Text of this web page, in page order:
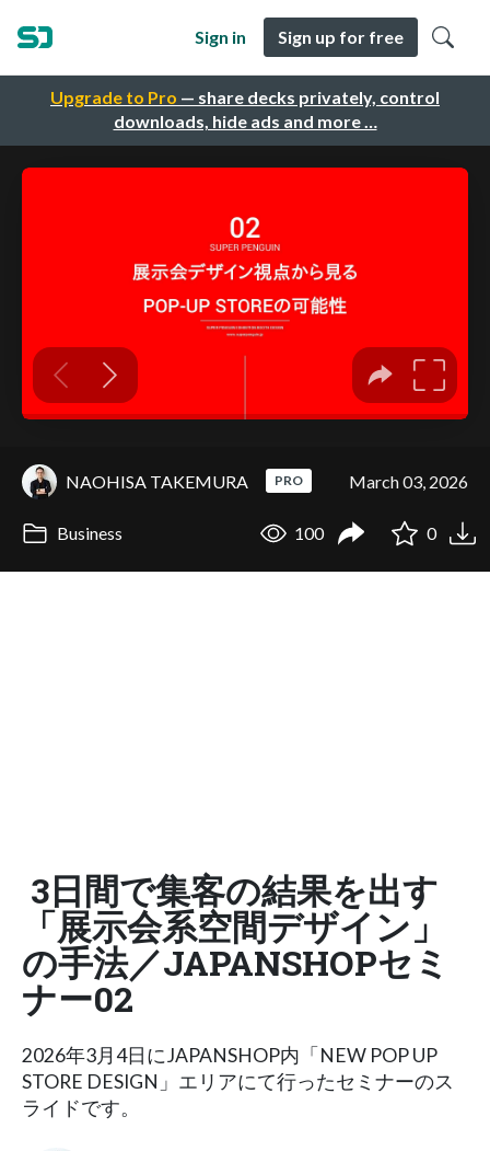
Upgrade to Pro — share decks privately, control
downloads, hide ads and more …
Sign in Sign up for free
NAOHISA TAKEMURA PRO March 03, 2026
Business 100 0
3日間で集客の結果を出す
「展示会系空間デザイン」
の手法／JAPANSHOPセミ
ナー02
2026年3月4日にJAPANSHOP内「NEW POP UP
STORE DESIGN」エリアにて行ったセミナーのス
ライドです。